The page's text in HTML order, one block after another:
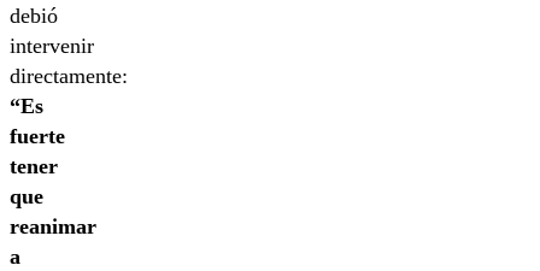
debió
intervenir
directamente:
“Es
fuerte
tener
que
reanimar
a